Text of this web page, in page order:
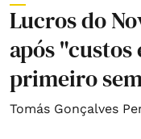
Lucros do
após
primeiro
Tomás Gonçalves